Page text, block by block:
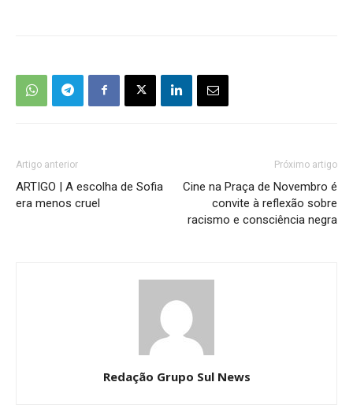
Artigo anterior
ARTIGO | A escolha de Sofia
era menos cruel
Próximo artigo
Cine na Praça de Novembro é
convite à reflexão sobre
racismo e consciência negra
Redação Grupo Sul News